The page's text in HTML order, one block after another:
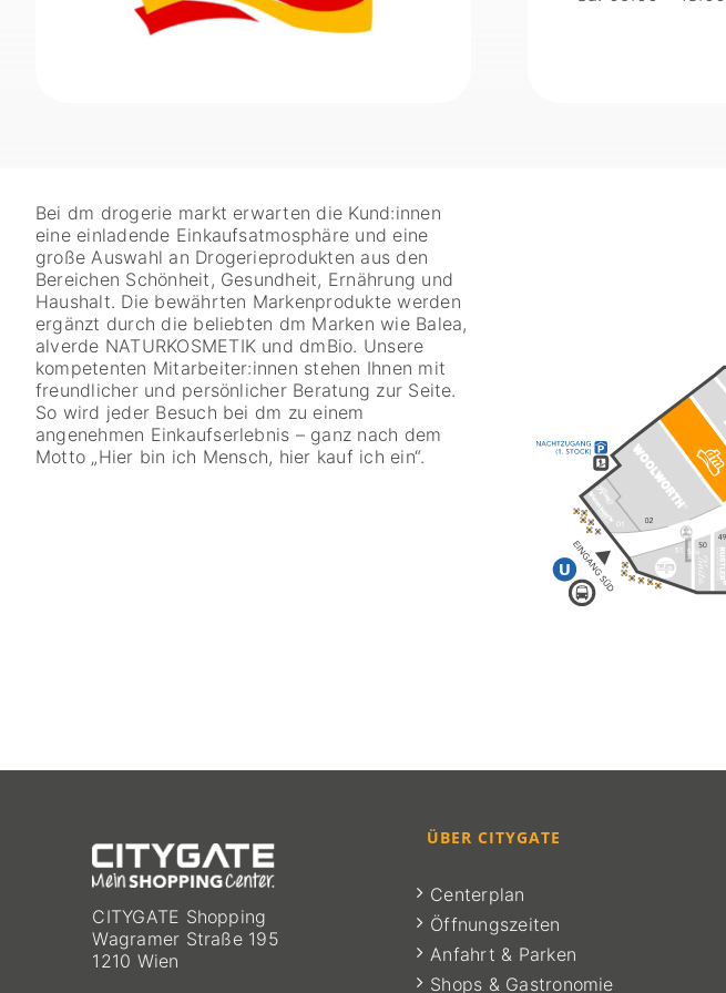
Bei dm drogerie markt erwarten die Kund:innen
eine einladende Einkaufsatmosphäre und eine
große Auswahl an Drogerieprodukten aus den
Bereichen Schönheit, Gesundheit, Ernährung und
Haushalt. Die bewährten Markenprodukte werden
ergänzt durch die beliebten dm Marken wie Balea,
alverde NATURKOSMETIK und dmBio. Unsere
kompetenten Mitarbeiter:innen stehen Ihnen mit
freundlicher und persönlicher Beratung zur Seite.
So wird jeder Besuch bei dm zu einem
angenehmen Einkaufserlebnis – ganz nach dem
Motto „Hier bin ich Mensch, hier kauf ich ein“.
CITYGATE Shopping
Wagramer Straße 195
1210 Wien
ÜBER CITYGATE
Centerplan
Öffnungszeiten
Anfahrt & Parken
Shops & Gastronomie